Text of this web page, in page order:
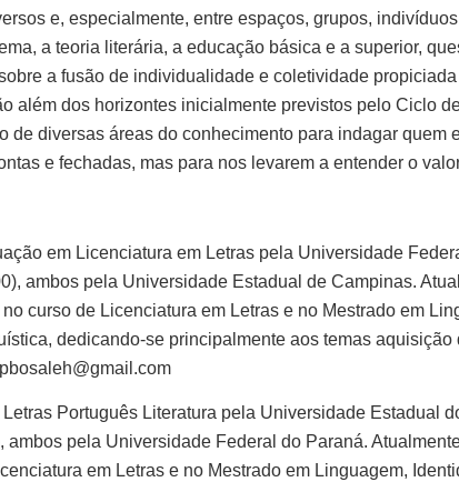
e, especialmente, entre espaços, grupos,
a teoria literária, a educação básica e a superior,
a fusão de individualidade e coletividade
além dos horizontes inicialmente previstos pelo Ciclo
diversas áreas do conhecimento para indagar quem
e fechadas, mas para nos levarem a entender o
em Licenciatura em Letras pela Universidade
ambos pela Universidade Estadual de Campinas.
curso de Licenciatura em Letras e no Mestrado em
dedicando-se principalmente aos temas
Português Literatura pela Universidade Estadual
pela Universidade Federal do Paraná.
em Letras e no Mestrado em Linguagem,